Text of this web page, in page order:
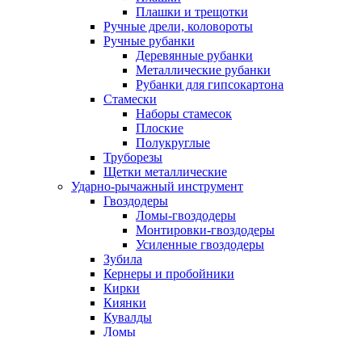
Плашки и трещотки
Ручные дрели, коловороты
Ручные рубанки
Деревянные рубанки
Металлические рубанки
Рубанки для гипсокартона
Стамески
Наборы стамесок
Плоские
Полукруглые
Труборезы
Щетки металлические
Ударно-рычажный инструмент
Гвоздодеры
Ломы-гвоздодеры
Монтировки-гвоздодеры
Усиленные гвоздодеры
Зубила
Кернеры и пробойники
Кирки
Киянки
Кувалды
Ломы